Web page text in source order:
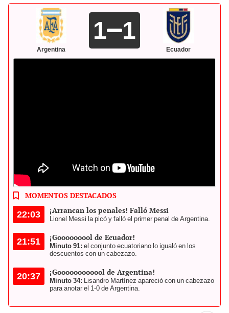
Argentina
1 1
Ecuador
Argentina vs Ecuador se enfrentaron en el Estadio NRG. Foto: AFP
MOMENTOS DESTACADOS
22:03 ¡Arrancan los penales! Falló Messi
Lionel Messi la picó y falló el primer penal de Argentina.
21:51 ¡Gooooooool de Ecuador!
Minuto 91: el conjunto ecuatoriano lo igualó en los
descuentos con un cabezazo.
20:37 ¡Goooooooooool de Argentina!
Minuto 34: Lisandro Martínez apareció con un cabezazo
para anotar el 1-0 de Argentina.